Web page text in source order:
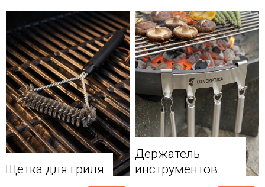
Щетка для гриля
Держатель
инструментов